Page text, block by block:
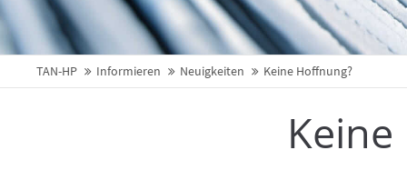
TAN-HP Informieren Neuigkeiten Keine Hoffnung?